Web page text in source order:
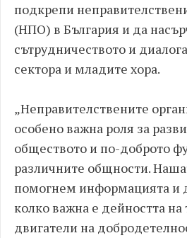
подкрепи
(НПО) в България и да
сътрудничеството и
сектора и младите хора.
„Неправителствените
особено важна роля за
обществото и по-доброто
различните общности.
помогнем информацията и
колко важна е дейността
двигатели на